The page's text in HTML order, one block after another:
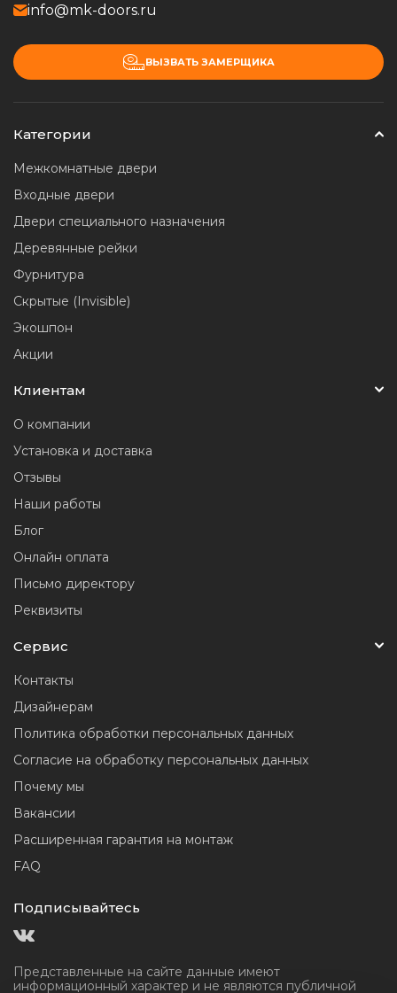
info@mk-doors.ru
ВЫЗВАТЬ ЗАМЕРЩИКА
Категории
Межкомнатные двери
Входные двери
Двери специального назначения
Деревянные рейки
Фурнитура
Скрытые (Invisible)
Экошпон
Акции
Клиентам
О компании
Установка и доставка
Отзывы
Наши работы
Блог
Онлайн оплата
Письмо директору
Реквизиты
Сервис
Контакты
Дизайнерам
Политика обработки персональных данных
Согласие на обработку персональных данных
Почему мы
Вакансии
Расширенная гарантия на монтаж
FAQ
Подписывайтесь
Представленные на сайте данные имеют
информационный характер и не являются публичной